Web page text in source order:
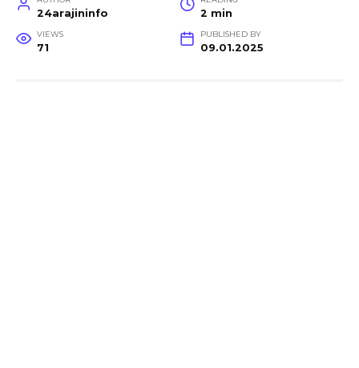
24arajininfo 2 min
VIEWS
71
PUBLISHED BY
09.01.2025